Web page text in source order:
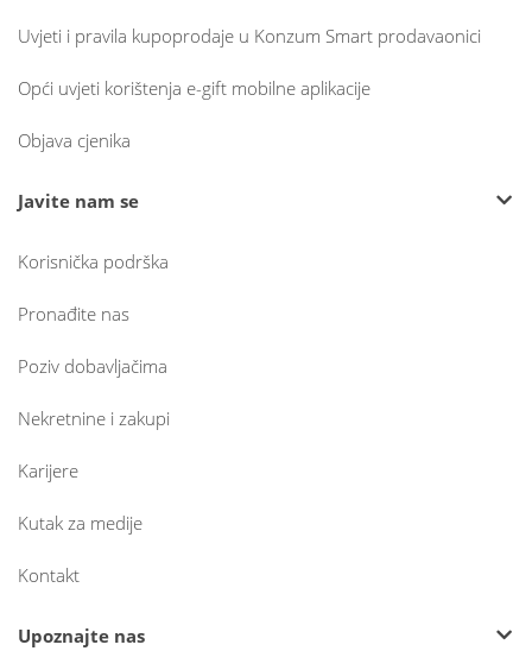
Uvjeti i pravila kupoprodaje u Konzum Smart prodavaonici
Opći uvjeti korištenja e-gift mobilne aplikacije
Objava cjenika
Javite nam se
Korisnička podrška
Pronađite nas
Poziv dobavljačima
Nekretnine i zakupi
Karijere
Kutak za medije
Kontakt
Upoznajte nas